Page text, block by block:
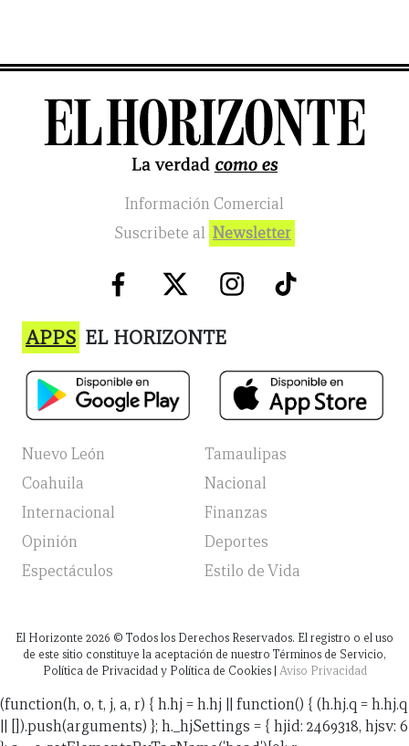
Información Comercial
Suscribete al Newsletter
APPS EL HORIZONTE
Nuevo León
Tamaulipas
Coahuila
Nacional
Internacional
Finanzas
Opinión
Deportes
Espectáculos
Estilo de Vida
El Horizonte 2026 © Todos los Derechos Reservados. El registro o el uso
de este sitio constituye la aceptación de nuestro Términos de Servicio,
Política de Privacidad y Política de Cookies | Aviso Privacidad
(function(h, o, t, j, a, r) { h.hj = h.hj || function() { (h.hj.q = h.hj.q
|| []).push(arguments) }; h._hjSettings = { hjid: 2469318, hjsv: 6